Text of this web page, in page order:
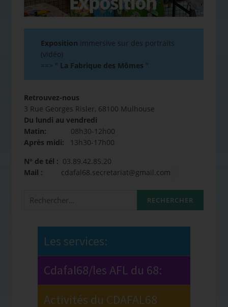
Exposition immersive sur des portraits
(vidéo)
==> " La Fabrique des Mômes "
Retrouvez-nous
3 Rue Georges Risler, 68100 Mulhouse
Du lundi au vendredi
Matin: 08h30-12h00
Après midi: 13h30-17h00
N° de tél : 03.89.42.85.20
Mail : cdafal68.secretariat@gmail.com